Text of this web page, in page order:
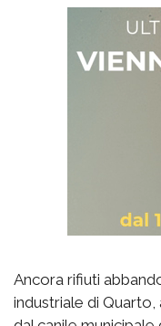
Ancora rifiuti
industriale di